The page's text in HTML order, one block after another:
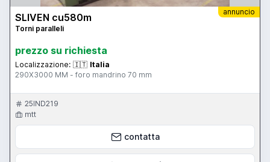
annuncio
SLIVEN cu580m
Torni paralleli
prezzo su richiesta
Localizzazione: 🇮🇹 Italia
290X3000 MM - foro mandrino 70 mm
25IND219
mtt
contatta